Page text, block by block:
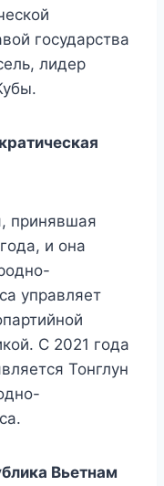
государства
лидер
принявшая
и она
управляет
С 2021 года
Тонглун
Вьетнам